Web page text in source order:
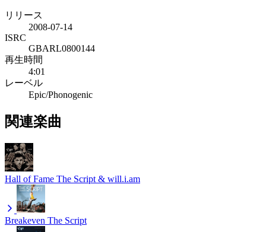
リリース
2008-07-14
ISRC
GBARL0800144
再生時間
4:01
レーベル
Epic/Phonogenic
関連楽曲
Hall of Fame The Script & will.i.am
Breakeven The Script